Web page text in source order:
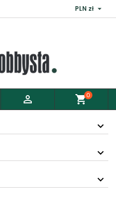
PLN zł 
 shopping_cart0